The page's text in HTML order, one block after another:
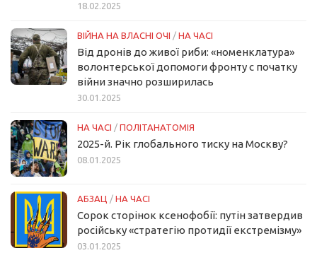
18.02.2025
ВІЙНА НА ВЛАСНІ ОЧІ / НА ЧАСІ
Від дронів до живої риби: «номенклатура»
волонтерської допомоги фронту с початку
війни значно розширилась
30.01.2025
НА ЧАСІ / ПОЛІТАНАТОМІЯ
2025-й. Рік глобального тиску на Москву?
08.01.2025
АБЗАЦ / НА ЧАСІ
Сорок сторінок ксенофобії: путін затвердив
російську «стратегію протидії екстремізму»
03.01.2025